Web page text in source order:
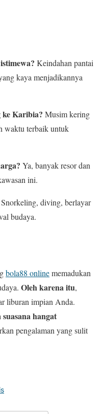
Keindahan pantai
kaya menjadikannya
Karibia? Musim kering
waktu terbaik untuk
Ya, banyak resor dan
ini.
Snorkeling, diving, berlayar
budaya.
bola88 onlinememadukan
Oleh karena itu,
liburan impian Anda.
hangat
pengalaman yang sulit